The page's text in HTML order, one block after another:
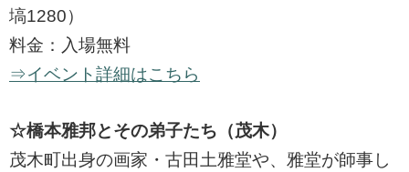
塙1280）
料金：入場無料
⇒イベント詳細はこちら
☆橋本雅邦とその弟子たち（茂木）
茂木町出身の画家・古田土雅堂や、雅堂が師事し